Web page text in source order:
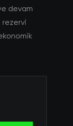
devam
rezervi